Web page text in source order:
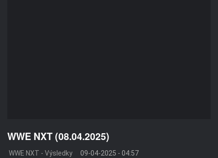
WWE NXT (08.04.2025)
WWE NXT - Výsledky 09-04-2025 - 04:57